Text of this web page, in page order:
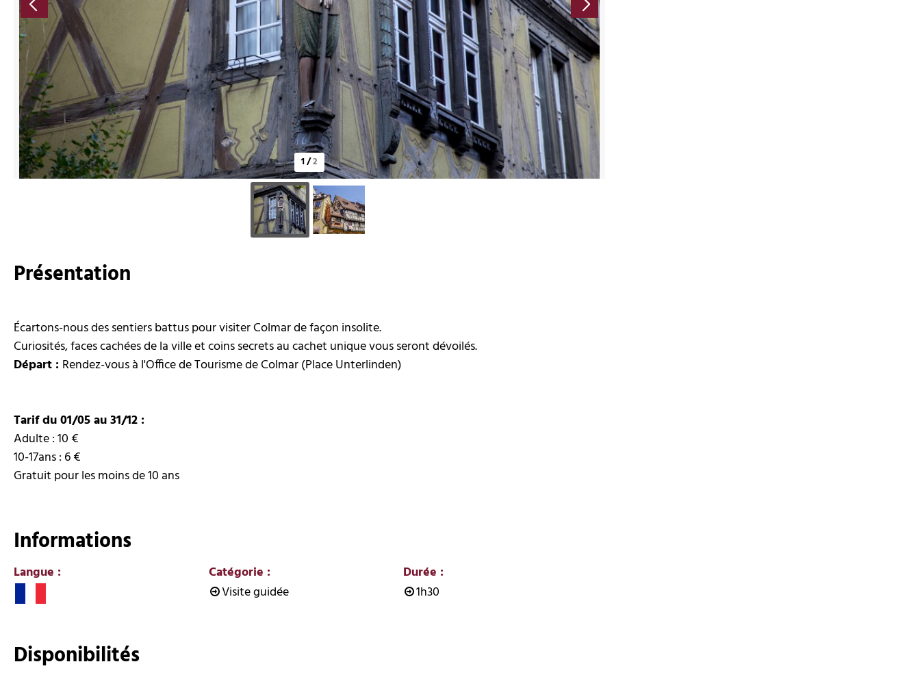
1/2
Présentation
Écartons-nous des sentiers battus pour visiter Colmar de façon insolite.
Curiosités, faces cachées de la ville et coins secrets au cachet unique vous seront dévoilés.
Départ : Rendez-vous à l'Office de Tourisme de Colmar (Place Unterlinden)
Tarifdu 01/05 au 31/12 :
Adulte : 10 €
10-17ans : 6 €
Gratuit pour les moins de 10 ans
Informations
Langue : Catégorie :
Visite guidée
Durée :
1h30
Disponibilités